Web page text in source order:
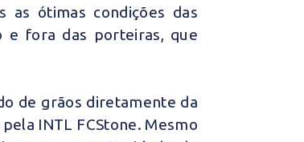
as ótimas condições das
e fora das porteiras, que
de grãos diretamente da
INTL FCStone. Mesmo